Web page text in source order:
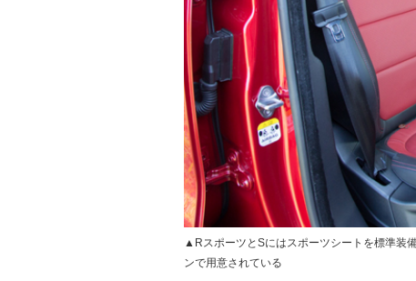
▲RスポーツとSにはスポーツシートを標準装
ンで用意されている